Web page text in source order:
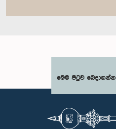
මෙම පිටුව බෙදාගන්න